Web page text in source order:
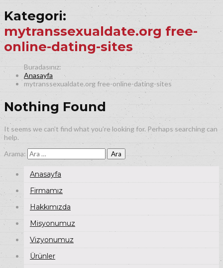
Kategori:
mytranssexualdate.org free-
online-dating-sites
Anasayfa
mytranssexualdate.org free-online-dating-sites
Nothing Found
It seems we can’t find what you’re looking for. Perhaps searching can
help.
Arama:
Anasayfa
Firmamız
Hakkımızda
Misyonumuz
Vizyonumuz
Ürünler